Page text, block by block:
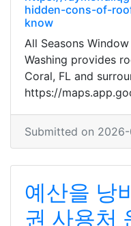
hidden-cons-of-
know
All Seasons
Washing provides
Coral, FL and
https://
Submitted on 2026-
예산을 낭
권 사용처